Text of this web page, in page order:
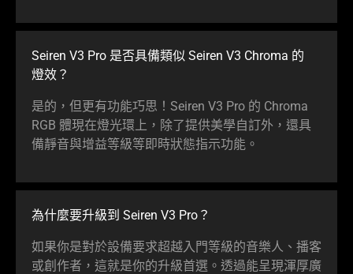
Seiren V3 Pro 是否具備類似 Seiren V3 Chroma 的
燈效 ？
是的，但更有功能巧思！Seiren V3 Pro 的 Chroma
RGB 體現在燈光環上，除了提供美學自訂外，還具
備靜音與增益等級等即時狀態指示功能 。
為什麼要升級到 Seiren V3 Pro？
如果你是對於設備要求超越入門等級的音樂人、播客
或創作者，這就是你的升級首選。透過能呈現渾厚廣